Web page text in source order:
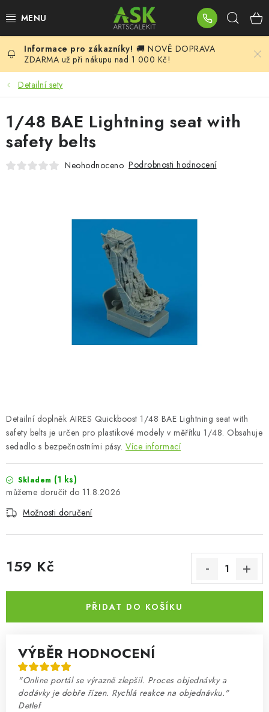
na
BLOG
SUMMER DAYS
WARHAMMER
ASK PRODUKTY
DOPLŇKY K MODELŮM
O nás Moje objednávka Kontakty
Doprava a platba
Obchodní podmínky
Podmínky ochrany osobních údajů
Reklamační řád
Velkoobchod (B2B)
Převodník modelářských barev
🚚 NOVĚ DOPRAVA
ZDARMA už při nákupu nad 1 000 Kč!
Detailní sety
Detailní doplněk AIRES Quickboost 1/48 BAE Lightning seat with
safety belts je určen pro plastikové modely v měřítku 1/48. Obsahuje
sedadlo s bezpečnostními pásy. Více informací
Skladem (1 ks)
11.8.2026
Možnosti doručení
159 Kč
PŘIDAT DO KOŠÍKU
VÝBĚR HODNOCENÍ
"Online portál se výrazně zlepšil. Proces objednávky a
dodávky je dobře řízen. Rychlá reakce na objednávku."
Detlef
1/48 BAE Lightning seat with
safety belts
Neohodnoceno Podrobnosti hodnocení